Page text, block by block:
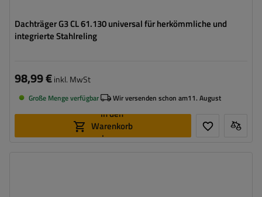
Dachträger G3 CL 61.130 universal für herkömmliche und
integrierte Stahlreling
98,99 €inkl. MwSt
Große Menge verfügbar Wir versenden schon am11. August
In den
Warenkorb
legen